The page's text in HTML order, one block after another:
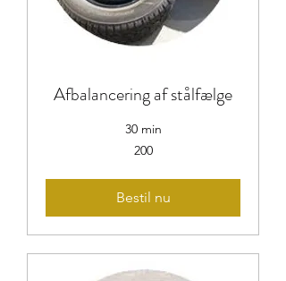
Afbalancering af stålfælge
30 min
200
Bestil nu